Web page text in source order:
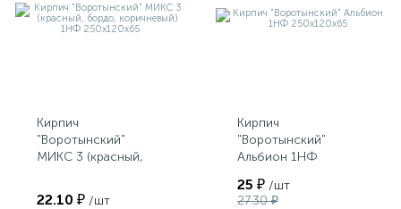
Кирпич
"Воротынский"
МИКС 3 (красный,
1НФ 250х120х65
22.10 ₽ /шт
Кирпич
"Воротынский"
Альбион 1НФ
25 ₽ /шт
27.30 ₽